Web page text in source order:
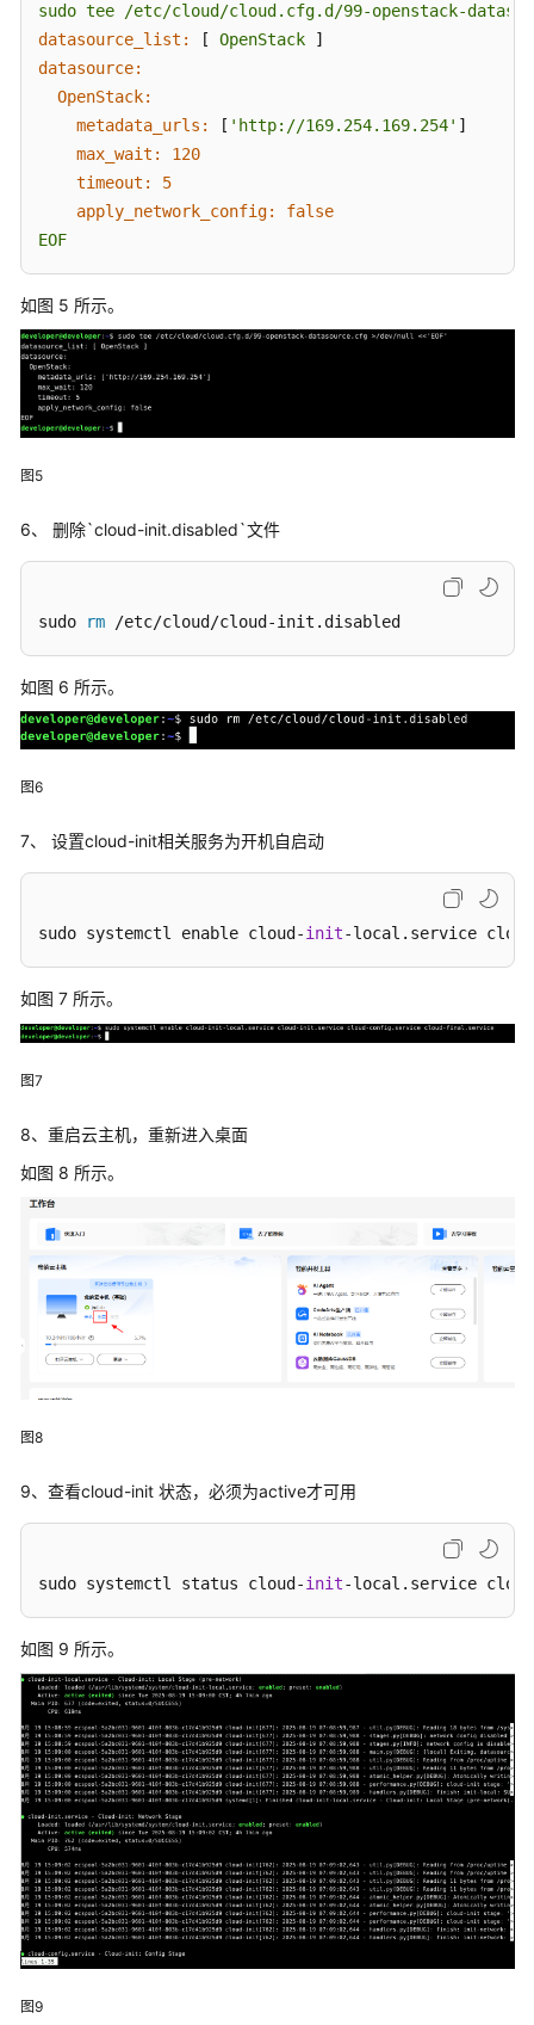
镜
像
操
作
指
导
分
作
环
空
间
鸿
机
费
团
常
见
题
文
下
用
产
品
术
语
责
任
共
担
云
服
务
等
级
sudo tee
/etc/cloud/cloud.cfg.d/99-openstack-
datasource_list:
[ OpenStack
datasource:
OpenStack:
metadata_urls:
[ 'http://169.254.169.254' ]
max_wait:
120
timeout:
5
apply_network_config:
false
EOF
如图 5 所示。
图5
6、 删除`cloud-init.disabled`文件
sudo rm /etc/cloud/cloud-init.disabled
如图 6 所示。
图6
7、 设置cloud-init相关服务为开机自启动
sudo systemctl enable cloud-init-local.service
如图 7 所示。
图7
8、重启云主机，重新进入桌面
如图 8 所示。
图8
9、查看cloud-init 状态，必须为active才可用
sudo systemctl status cloud-init-local.service
如图 9 所示。
图9